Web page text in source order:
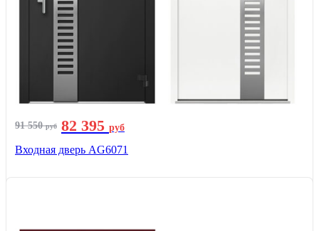
91 550руб 82 395 руб
Входная дверь AG6071